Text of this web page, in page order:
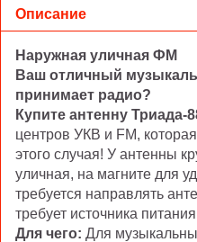
Описание
Наружная уличная ФМ
Ваш отличный
принимает радио?
Купите антенну Триада-
центров УКВ и FM,
этого случая! У антенны
уличная, на магните для
требуется направлять
требует источника
Для чего: Для